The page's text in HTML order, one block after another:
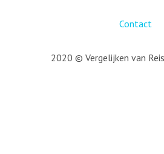
Contact
2020 © Vergelijken van